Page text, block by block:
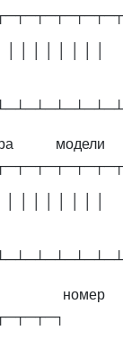
модели
│ │ │ │ │ │ │ │
номер